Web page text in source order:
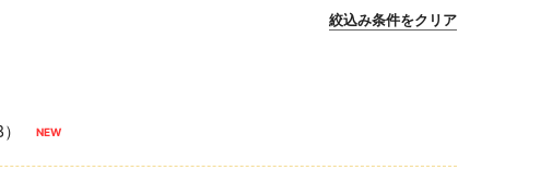
絞込み条件をクリア